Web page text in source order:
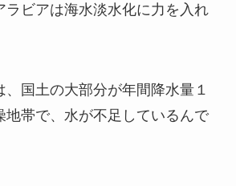
ラビアは海水淡水化に力を入れ
国土の大部分が年間降水量１
地帯で、水が不足しているんで